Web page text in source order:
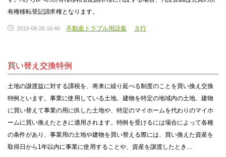
有権移転登記請求権となります。
2019-09-26 16:40 不動産トラブル用語集 タ行
買い替え交換特例
土地の譲渡益に対する課税を、将来に繰り延べる制度のことを買い換え交換
特例といます。事業に使用している土地、建物を特定の地域内の土地、建物
に買い替えて事業の用に供した土地や、特定のマイホームを代わりのマイホ
ームに買い換えたときに適用されます。特例を受けるには場合によって各種
の条件があり、事業用の土地や建物を買い替える際には、買い換えた資産を
取得日から1年以内に事業に使用することや、資産を譲渡したとき…